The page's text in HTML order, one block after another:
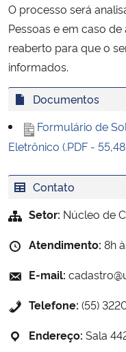
Ministério do Turismo
Ministério do Desenvolvimento
Controladoria-Geral da União
Ministério da Mulher, da
Advocacia-Geral da União
Banco Central do Brasil
Planalto
O processo será
Pessoas e em caso
reaberto para que o
informados.
Documentos
Formulário de
Eletrônico (.PDF -
Contato
Setor: Núcleo de
Atendimento: 8h
E-mail:
Telefone: (55)
Endereço: Sala